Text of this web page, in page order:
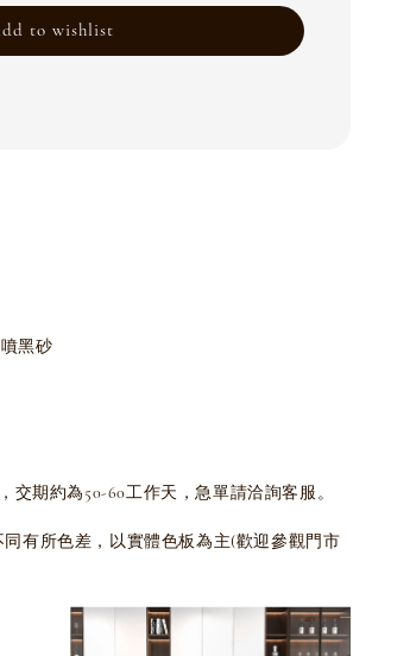
to wishlist
黑砂
交期約為50-60工作天，急單請洽詢客服。
有所色差，以實體色板為主(歡迎參觀門市